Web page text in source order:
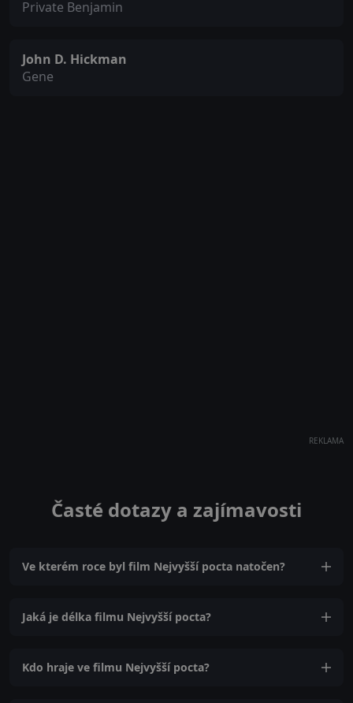
Private Benjamin
John D. Hickman
Gene
REKLAMA
Časté dotazy a zajímavosti
Ve kterém roce byl film Nejvyšší pocta natočen?
Jaká je délka filmu Nejvyšší pocta?
Kdo hraje ve filmu Nejvyšší pocta?